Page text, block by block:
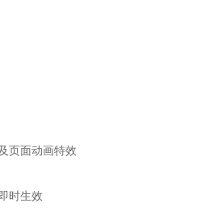
页面动画特效
时生效